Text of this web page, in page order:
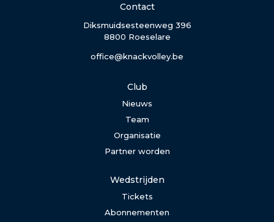
Contact
Diksmuidsesteenweg 396
8800 Roeselare
office@knackvolley.be
Club
Nieuws
Team
Organisatie
Partner worden
Wedstrijden
Tickets
Abonnementen